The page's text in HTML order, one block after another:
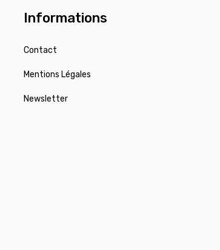
Informations
Contact
Mentions Légales
Newsletter